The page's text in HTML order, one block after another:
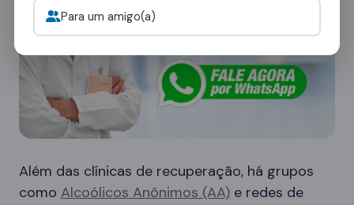
Além das clínicas de recuperação, há grupos
como Alcoólicos Anônimos (AA) e redes de
Para um amigo(a)